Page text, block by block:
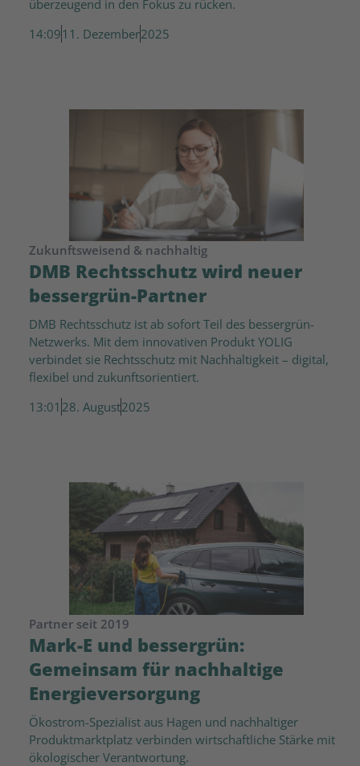
überzeugend in den Fokus zu rücken.
14:0911. Dezember2025
Zukunftsweisend & nachhaltig
DMB Rechtsschutz wird neuer
bessergrün-Partner
DMB Rechtsschutz ist ab sofort Teil des bessergrün-
Netzwerks. Mit dem innovativen Produkt YOLIG
verbindet sie Rechtsschutz mit Nachhaltigkeit – digital,
flexibel und zukunftsorientiert.
13:01 28. August2025
Partner seit 2019
Mark-E und bessergrün:
Gemeinsam für nachhaltige
Energieversorgung
Ökostrom-Spezialist aus Hagen und nachhaltiger
Produktmarktplatz verbinden wirtschaftliche Stärke mit
ökologischer Verantwortung.